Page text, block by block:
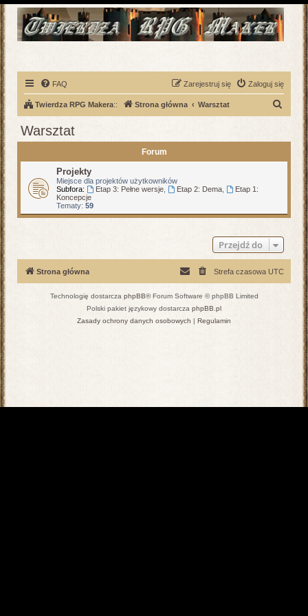
FAQ Zaloguj się
Zarejestruj się
Twierdza RPG Makera:: Strona główna Warsztat
Warsztat
Forum
Projekty
Miejsce dla projektów użytkowników
Subfora:
Etap 3: Pełne wersje, Etap 2: Dema,
Etap 1:
Koncepcje
Tematy: 59
Przejdź do
Strona główna Strefa czasowa UTC
Technologię dostarcza phpBB® Forum Software © phpBB Limited
Polski pakiet językowy dostarcza phpBB.pl
Zasady ochrony danych osobowych | Regulamin